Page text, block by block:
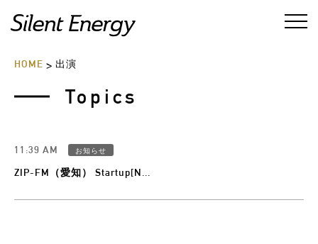
HOME > 出演
Topics
11:39 AM お知らせ
ZIP-FM（愛知） Startup[N...